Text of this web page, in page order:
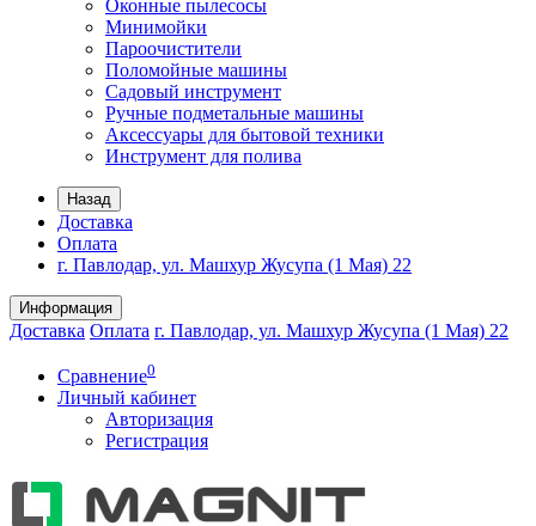
Оконные пылесосы
Минимойки
Пароочистители
Поломойные машины
Садовый инструмент
Ручные подметальные машины
Аксессуары для бытовой техники
Инструмент для полива
Назад
Доставка
Оплата
г. Павлодар, ул. Машхур Жусупа (1 Мая) 22
Информация
Доставка Оплата г. Павлодар, ул. Машхур Жусупа (1 Мая) 22
Сравнение0
Личный кабинет
Авторизация
Регистрация